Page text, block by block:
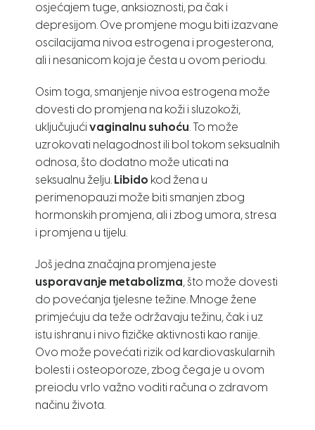
osjećajem tuge, anksioznosti, pa čak i
depresijom. Ove promjene mogu biti izazvane
oscilacijama nivoa estrogena i progesterona,
ali i nesanicom koja je česta u ovom periodu.
Osim toga, smanjenje nivoa estrogena može
dovesti do promjena na koži i sluzokoži,
uključujući vaginalnu suhoću. To može
uzrokovati nelagodnost ili bol tokom seksualnih
odnosa, što dodatno može uticati na
seksualnu želju. Libido kod žena u
perimenopauzi može biti smanjen zbog
hormonskih promjena, ali i zbog umora, stresa
i promjena u tijelu.
Još jedna značajna promjena jeste
usporavanje metabolizma, što može dovesti
do povećanja tjelesne težine. Mnoge žene
primjećuju da teže održavaju težinu, čak i uz
istu ishranu i nivo fizičke aktivnosti kao ranije.
Ovo može povećati rizik od kardiovaskularnih
bolesti i osteoporoze, zbog čega je u ovom
preiodu vrlo važno voditi računa o zdravom
načinu života.